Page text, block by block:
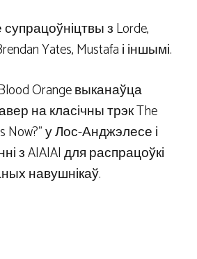
з Lorde,
Yates, Mustafa і іншымі.
Orange выканаўца
на класічны трэк The
Now?” у Лос-Анджэлесе і
з AIAIAI для распрацоўкі
навушнікаў.